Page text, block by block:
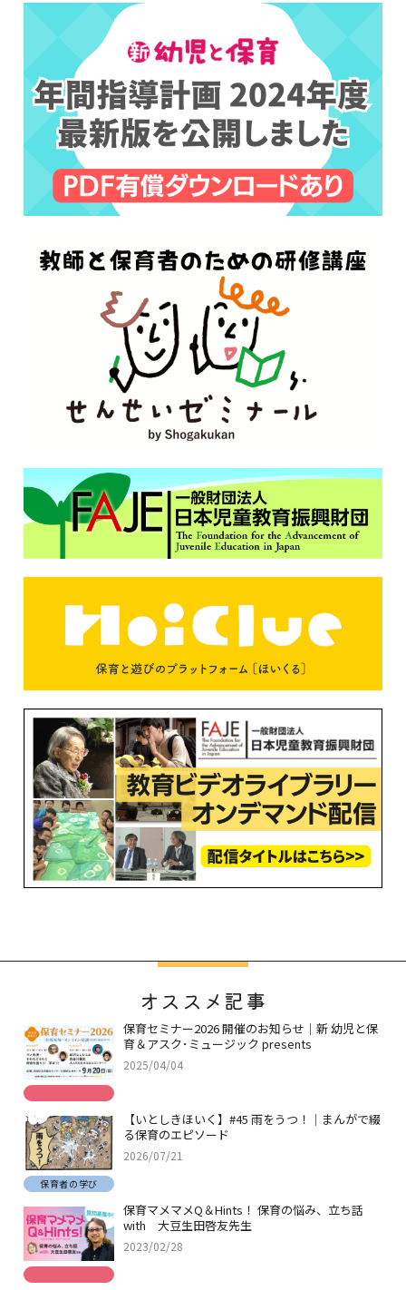
オススメ記事
保育セミナー2026 開催のお知らせ｜新 幼児と保
育＆アスク･ミュージック presents
2025/04/04
【いとしきほいく】#45 雨をうつ！｜まんがで綴
る保育のエピソード
2026/07/21
保育者の学び
保育マメマメQ＆Hints！ 保育の悩み、立ち話
with 大豆生田啓友先生
2023/02/28